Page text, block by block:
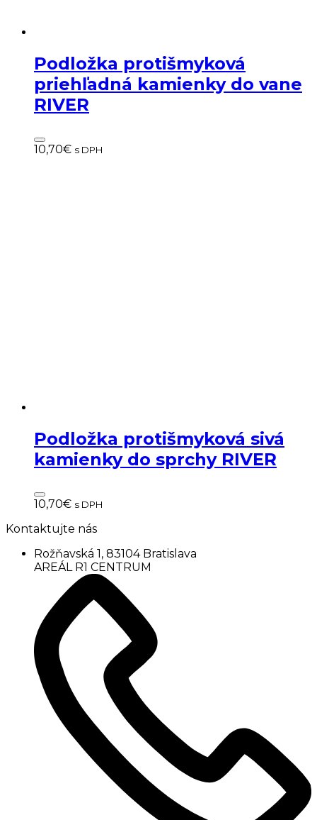
Podložka protišmyková
priehľadná kamienky do vane
RIVER
10,70€ s DPH
Podložka protišmyková sivá
kamienky do sprchy RIVER
10,70€ s DPH
Kontaktujte nás
Rožňavská 1, 83104 Bratislava
AREÁL R1 CENTRUM